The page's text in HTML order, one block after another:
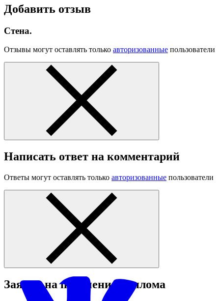
Добавить отзыв
Стена.
Отзывы могут оставлять только авторизованные пользователи
Написать ответ на комментарий
Ответы могут оставлять только авторизованные пользователи
Заявка на получение диплома